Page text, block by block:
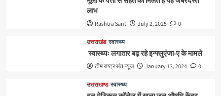
लाभ
Rashtra Sant July 2, 2025 0
उत्तराखंड स्वास्थ्य
स्वास्थ्यः लगातार बढ़ रहे इन्फ्लुएंजा-ए के मामले
टीम राष्ट्र संत न्यूज January 13, 2024 0
उत्तराखण्ड स्वास्थ्य